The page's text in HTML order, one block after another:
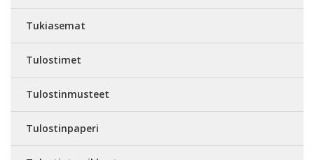
Tukiasemat
Tulostimet
Tulostinmusteet
Tulostinpaperi